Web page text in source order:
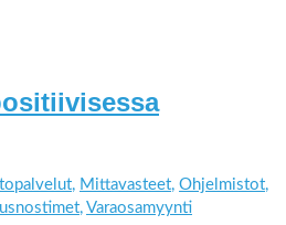
, Mittavasteet, Ohjelmistot,
, Varaosamyynti